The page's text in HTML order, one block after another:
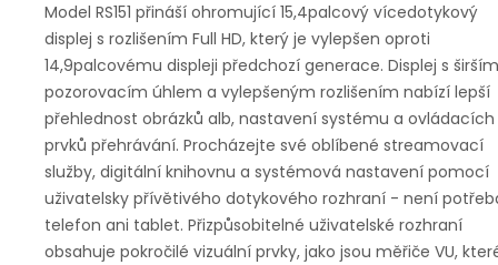
Model RS151 přináší ohromující 15,4palcový vícedotykový
displej s rozlišením Full HD, který je vylepšen oproti
14,9palcovému displeji předchozí generace. Displej s širším
pozorovacím úhlem a vylepšeným rozlišením nabízí lepší
přehlednost obrázků alb, nastavení systému a ovládacích
prvků přehrávání. Procházejte své oblíbené streamovací
služby, digitální knihovnu a systémová nastavení pomocí
uživatelsky přívětivého dotykového rozhraní - není
telefon ani tablet. Přizpůsobitelné uživatelské rozhraní
obsahuje pokročilé vizuální prvky, jako jsou měřiče VU,